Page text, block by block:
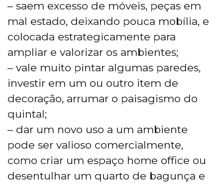
– saem excesso de móveis, peças em
mal estado, deixando pouca mobília, e
colocada estrategicamente para
ampliar e valorizar os ambientes;
– vale muito pintar algumas paredes,
investir em um ou outro item de
decoração, arrumar o paisagismo do
quintal;
– dar um novo uso a um ambiente
pode ser valioso comercialmente,
como criar um espaço home office ou
desentulhar um quarto de bagunça e